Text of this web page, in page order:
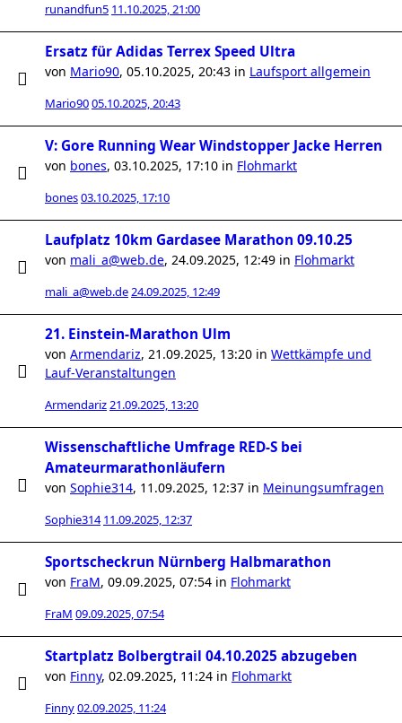
runandfun5 11.10.2025, 21:00
Ersatz für Adidas Terrex Speed Ultra
von Mario90, 05.10.2025, 20:43 in Laufsport allgemein
Mario9005.10.2025, 20:43
V: Gore Running Wear Windstopper Jacke Herren
von bones, 03.10.2025, 17:10 in Flohmarkt
bones03.10.2025, 17:10
Laufplatz 10km Gardasee Marathon 09.10.25
von mali_a@web.de, 24.09.2025, 12:49 in Flohmarkt
mali_a@web.de24.09.2025, 12:49
21. Einstein-Marathon Ulm
von Armendariz, 21.09.2025, 13:20 in Wettkämpfe und
Lauf-Veranstaltungen
Armendariz21.09.2025, 13:20
Wissenschaftliche Umfrage RED-S bei
Amateurmarathonläufern
von Sophie314, 11.09.2025, 12:37 in Meinungsumfragen
Sophie314 11.09.2025, 12:37
Sportscheckrun Nürnberg Halbmarathon
von FraM, 09.09.2025, 07:54 in Flohmarkt
FraM 09.09.2025, 07:54
Startplatz Bolbergtrail 04.10.2025 abzugeben
von Finny, 02.09.2025, 11:24 in Flohmarkt
Finny02.09.2025, 11:24